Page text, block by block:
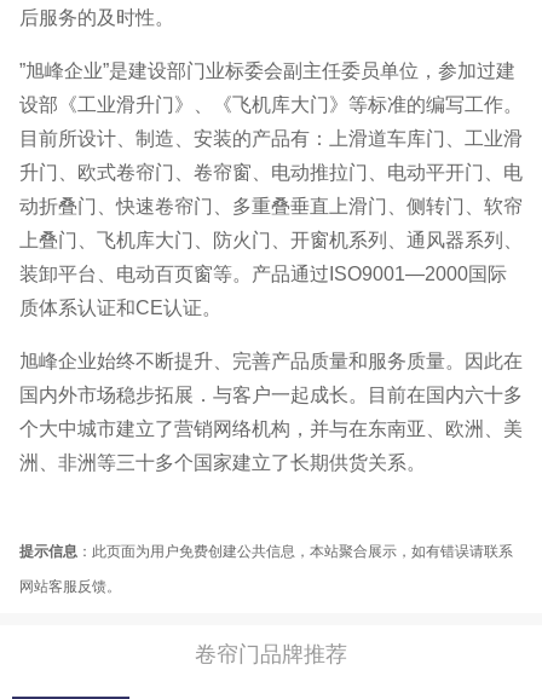
后服务的及时性。
”旭峰企业”是建设部门业标委会副主任委员单位，参加过建
设部《工业滑升门》、《飞机库大门》等标准的编写工作。
目前所设计、制造、安装的产品有：上滑道车库门、工业滑
升门、欧式卷帘门、卷帘窗、电动推拉门、电动平开门、电
动折叠门、快速卷帘门、多重叠垂直上滑门、侧转门、软帘
上叠门、飞机库大门、防火门、开窗机系列、通风器系列、
装卸平台、电动百页窗等。产品通过ISO9001—2000国际
质体系认证和CE认证。
旭峰企业始终不断提升、完善产品质量和服务质量。因此在
国内外市场稳步拓展．与客户一起成长。目前在国内六十多
个大中城市建立了营销网络机构，并与在东南亚、欧洲、美
洲、非洲等三十多个国家建立了长期供货关系。
提示信息 ：此页面为用户免费创建公共信息，本站聚合展示，如有错误请联系
网站客服反馈。
卷帘门品牌推荐